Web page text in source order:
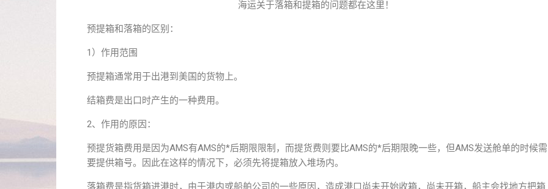
海运关于落箱和提箱的问题都在这里！
预提箱和落箱的区别：
1）作用范围
预提箱通常用于出港到美国的货物上。
结箱费是出口时产生的一种费用。
2、作用的原因：
预提货箱费用是因为AMS有AMS的*后期限限制，而提货费则要比AMS的*后期限晚一些，但AMS发送舱单的时候需
要提供箱号。因此在这样的情况下，必须先将提箱放入堆场内。
落箱费是指货箱进港时，由于港内或船舶公司的一些原因，造成港口尚未开始收箱，尚未开箱，船主会找地方把箱